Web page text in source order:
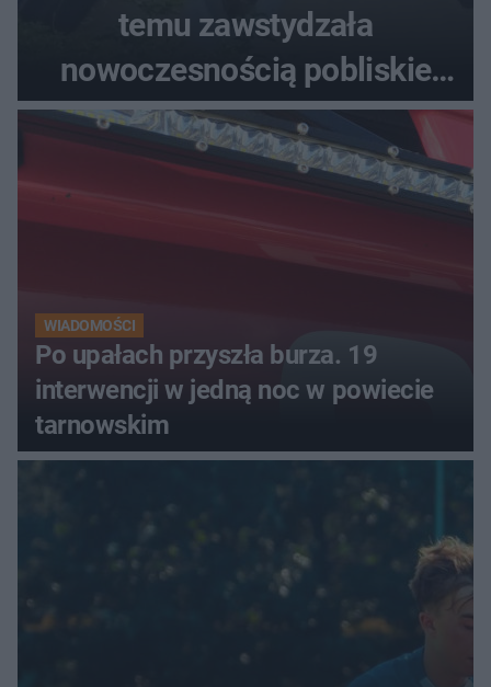
temu zawstydzała
nowoczesnością pobliskie
miasta. Prąd, telefon i
luksusowa auta
WIADOMOŚCI
Po upałach przyszła burza. 19
interwencji w jedną noc w powiecie
tarnowskim